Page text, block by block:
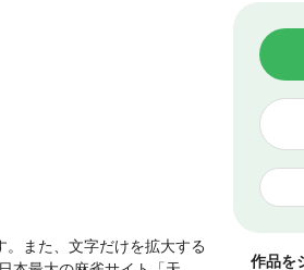
作品を
また、文字だけを拡大する